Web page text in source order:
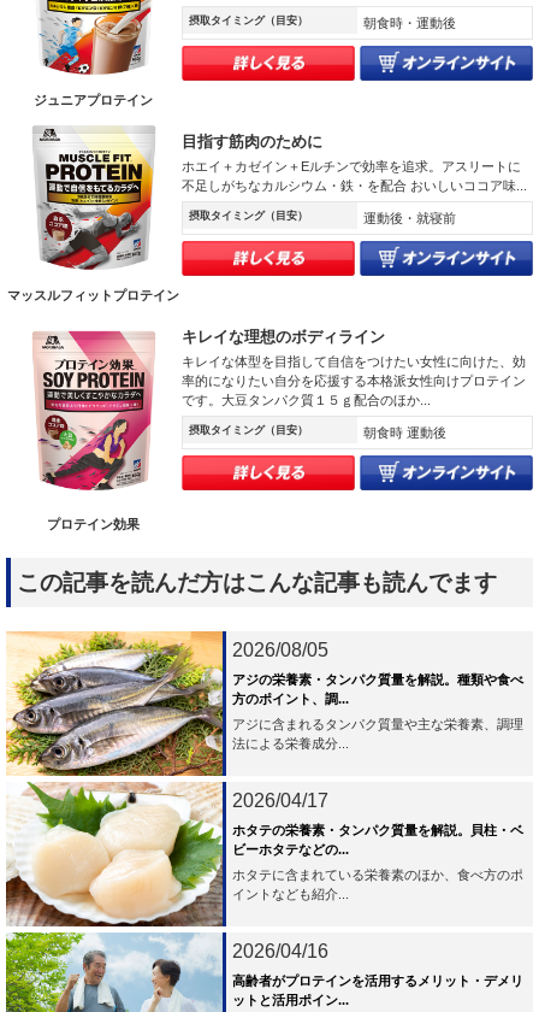
ジュニアプロテイン
摂取タイミング（目安） 朝食時・運動後
マッスルフィットプロテイン
目指す筋肉のために
ホエイ＋カゼイン＋Eルチンで効率を追求。アスリートに
不足しがちなカルシウム・鉄・を配合 おいしいココア味...
摂取タイミング（目安） 運動後・就寝前
プロテイン効果
キレイな理想のボディライン
キレイな体型を目指して自信をつけたい女性に向けた、効
率的になりたい自分を応援する本格派女性向けプロテイン
です。大豆タンパク質１５ｇ配合のほか...
摂取タイミング（目安） 朝食時 運動後
この記事を読んだ方はこんな記事も読んでます
2026/08/05
アジの栄養素・タンパク質量を解説。種類や食べ
方のポイント、調...
アジに含まれるタンパク質量や主な栄養素、調理
法による栄養成分...
2026/04/17
ホタテの栄養素・タンパク質量を解説。貝柱・ベ
ビーホタテなどの...
ホタテに含まれている栄養素のほか、食べ方のポ
イントなども紹介...
2026/04/16
高齢者がプロテインを活用するメリット・デメリ
ットと活用ポイン...